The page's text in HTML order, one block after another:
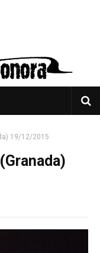
19/12/2015